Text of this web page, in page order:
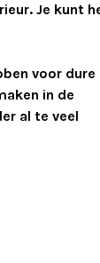
Je kunt
voor dure
in de
al te veel